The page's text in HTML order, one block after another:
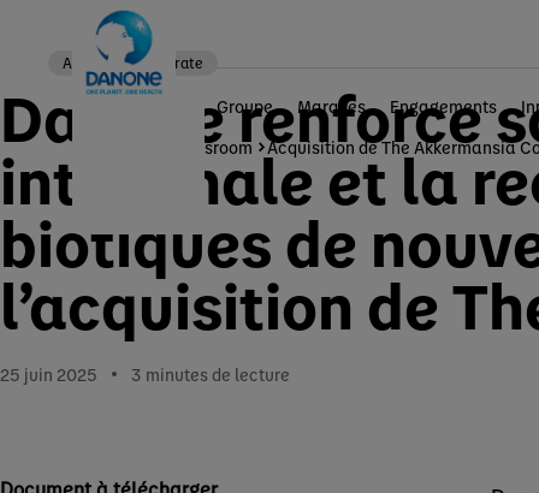
Groupe Marques Engagements
Newsroom Acquisition de The Akkermansia
25 juin 2025 3 minutes de lecture
Danone renforce
intestinale et la
biotiques de
l’acquisition de
Actualités corporate